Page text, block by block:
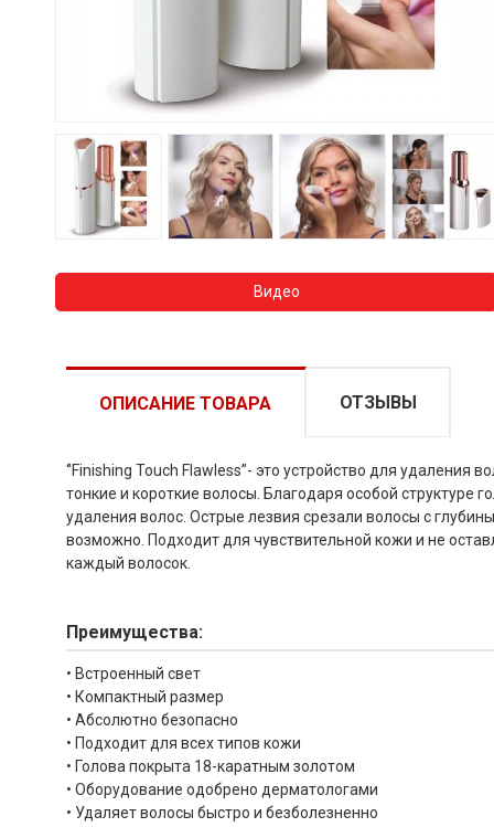
Видео
ОПИСАНИЕ ТОВАРА
‘’Finishing Touch Flawless”- это устройство для
тонкие и короткие волосы. Благодаря особой
удаления волос. Острые лезвия срезали волосы с
возможно. Подходит для чувствительной кожи и не
каждый волосок.
Преимущества:
• Встроенный свет
• Компактный размер
• Абсолютно безопасно
• Подходит для всех типов кожи
• Голова покрыта 18-каратным золотом
• Оборудование одобрено дерматологами
• Удаляет волосы быстро и безболезненно
ОТЗЫВЫ